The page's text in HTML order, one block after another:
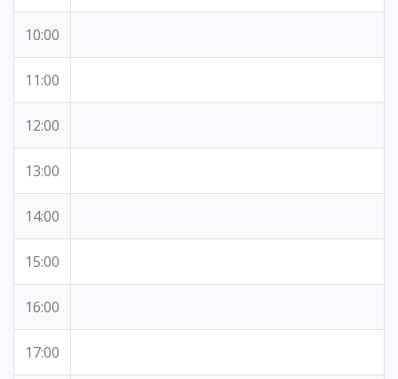
10:00
11:00
12:00
13:00
14:00
15:00
16:00
17:00